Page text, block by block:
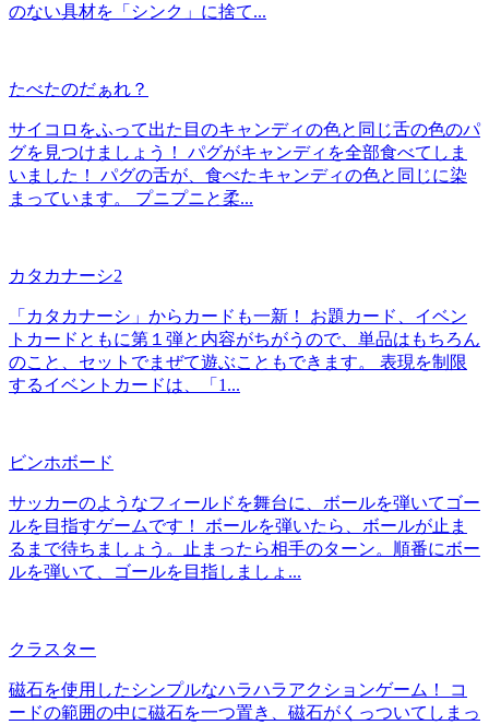
のない具材を「シンク」に捨て...
たべたのだぁれ？
サイコロをふって出た目のキャンディの色と同じ舌の色のパ
グを見つけましょう！ パグがキャンディを全部食べてしま
いました！ パグの舌が、食べたキャンディの色と同じに染
まっています。 プニプニと柔...
カタカナーシ2
「カタカナーシ」からカードも一新！ お題カード、イベン
トカードともに第１弾と内容がちがうので、単品はもちろん
のこと、セットでまぜて遊ぶこともできます。 表現を制限
するイベントカードは、「1...
ビンホボード
サッカーのようなフィールドを舞台に、ボールを弾いてゴー
ルを目指すゲームです！ ボールを弾いたら、ボールが止ま
るまで待ちましょう。止まったら相手のターン。順番にボー
ルを弾いて、ゴールを目指しましょ...
クラスター
磁石を使用したシンプルなハラハラアクションゲーム！ コ
ードの範囲の中に磁石を一つ置き、磁石がくっついてしまっ